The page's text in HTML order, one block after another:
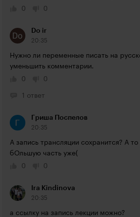
0
0
Do ir
20:35
Нужно ли переменные писать на
уменьшить комментарии.
0
0
1 ответ
Гриша Поспелов
20:35
А запись трансляции сохранится? А то
бОльшую часть уже(
0
0
Ira Kindinova
20:35
а ссылку на запись лекции можно?